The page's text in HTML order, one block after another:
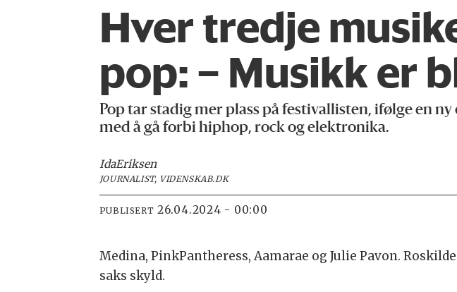
Hver tredje
pop: – Musikk er
Pop tar stadig mer plass på festivallisten, ifølge en
med å gå forbi hiphop, rock og elektronika.
IdaEriksen
JOURNALIST, VIDENSKAB.DK
PUBLISERT 26.04.2024 - 00:00
Medina, PinkPantheress, Aamarae og Julie Pavon.
saks skyld.